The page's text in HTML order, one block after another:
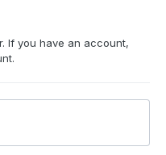
If you have an account,